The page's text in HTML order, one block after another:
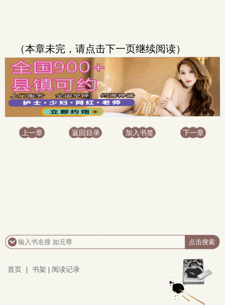
（本章未完，请点击下一页继续阅读）
上一章 返回目录 加入书签 下一章
首页 书架 阅读记录